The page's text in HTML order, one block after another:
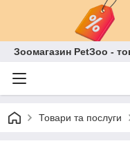
Зоомагазин PetЗoo -
Товари та послуги